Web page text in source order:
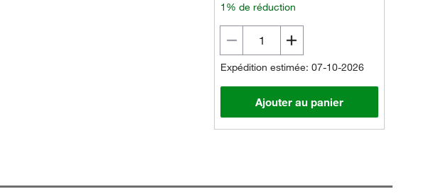
1% de réduction
Expédition estimée: 07-10-2026
Ajouter au panier